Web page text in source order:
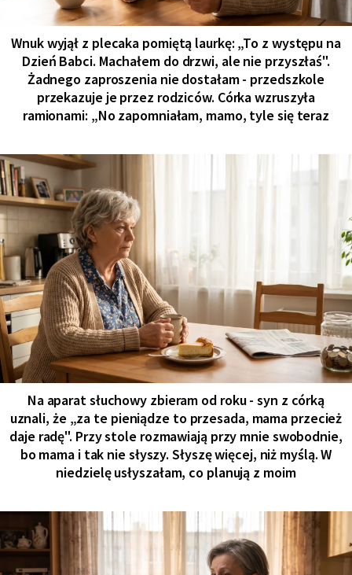
Wnuk wyjął z plecaka pomiętą laurkę: „To z występu na
Dzień Babci. Machałem do drzwi, ale nie przyszłaś".
Żadnego zaproszenia nie dostałam - przedszkole
przekazuje je przez rodziców. Córka wzruszyła
ramionami: „No zapomniałam, mamo, tyle się teraz
Na aparat słuchowy zbieram od roku - syn z córką
uznali, że „za te pieniądze to przesada, mama przecież
daje radę". Przy stole rozmawiają przy mnie swobodnie,
bo mama i tak nie słyszy. Słyszę więcej, niż myślą. W
niedzielę usłyszałam, co planują z moim